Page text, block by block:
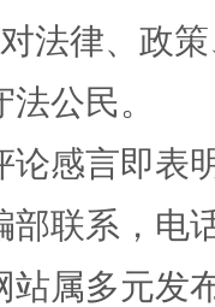
法律、政
公民。
论感言即表
部联系，电
站属多元发